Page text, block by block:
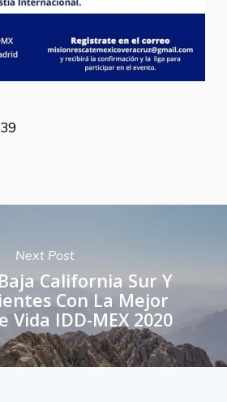
Next Post
California Sur Y
Con La Mejor
Vida IDD-MEX 2020